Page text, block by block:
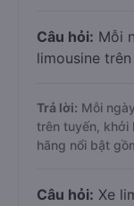
Câu hỏi: Mỗi
limousine
Trả lời: Mỗi
trên tuyến, khởi
hãng nổi bật
Câu hỏi: Xe